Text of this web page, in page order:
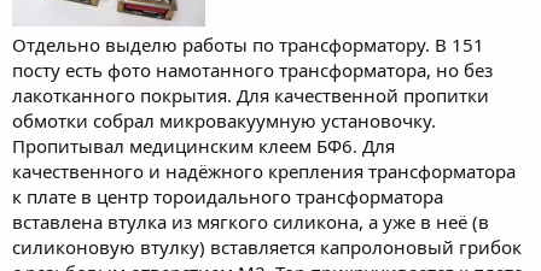
Отдельно выделю работы по трансформатору. В 151
посту есть фото намотанного трансформатора, но без
лакотканного покрытия. Для качественной пропитки
обмотки собрал микровакуумную установочку.
Пропитывал медицинским клеем БФ6. Для
качественного и надёжного крепления трансформатора
к плате в центр тороидального трансформатора
вставлена втулка из мягкого силикона, а уже в неё (в
силиконовую втулку) вставляется капролоновый грибок